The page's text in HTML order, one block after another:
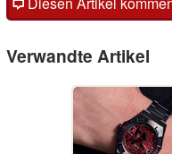
Verwandte Artikel